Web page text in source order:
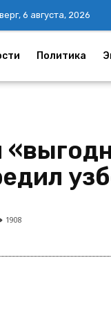
6 августа, 2026
Политика
1908